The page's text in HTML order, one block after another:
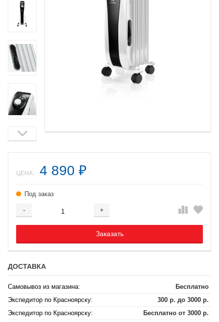
ЦЕНА: 4 890 ₽
Под заказ
- +
Добавляется...
Заказать
Добавлен
ДОСТАВКА
Самовывоз из магазина:
Бесплатно
Экспедитор по Красноярску:
300 р. до 3000 р.
Экспедитор по Красноярску:
Бесплатно от 3000 р.